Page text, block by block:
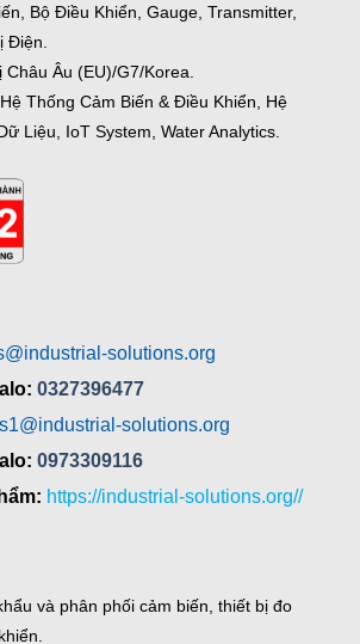
Bộ Điều Khiển, Gauge, Transmitter,
Điện.
Âu (EU)/G7/Korea.
Thống Cảm Biến & Điều Khiển, Hệ
Liệu, IoT System, Water Analytics.
solutions.org
0327396477
solutions.org
0973309116
https://industrial-solutions.org//
và phân phối cảm biến, thiết bị đo